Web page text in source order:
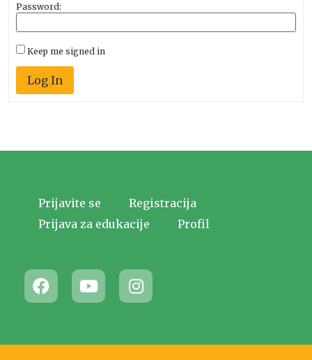
Password:
Keep me signed in
Log In
Prijavite se
Registracija
Prijava za edukacije
Profil